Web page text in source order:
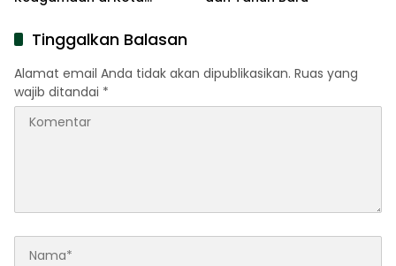
Tinggalkan Balasan
Alamat email Anda tidak akan dipublikasikan. Ruas yang
wajib ditandai *